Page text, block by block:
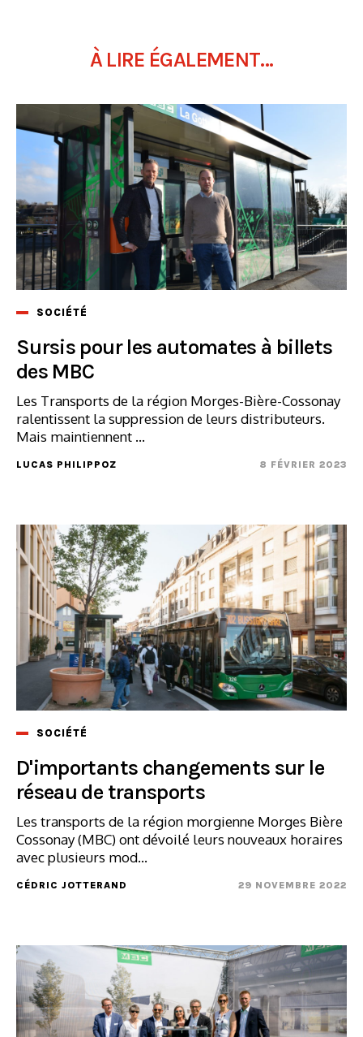
À LIRE ÉGALEMENT...
SOCIÉTÉ
Sursis pour les automates à billets
des MBC
Les Transports de la région Morges-Bière-Cossonay
ralentissent la suppression de leurs distributeurs.
Mais maintiennent ...
LUCAS PHILIPPOZ 8 FÉVRIER 2023
SOCIÉTÉ
D'importants changements sur le
réseau de transports
Les transports de la région morgienne Morges Bière
Cossonay (MBC) ont dévoilé leurs nouveaux horaires
avec plusieurs mod...
CÉDRIC JOTTERAND 29 NOVEMBRE 2022